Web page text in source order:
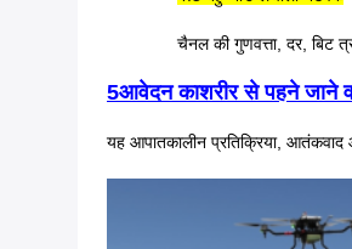
चैनल की गुणवत्ता, दर, बिट
5आवेदन काशरीर से पहने जाने
यह आपातकालीन प्रतिक्रिया, आतंकवाद